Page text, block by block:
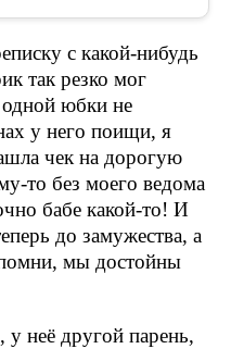
с какой-нибудь
так резко мог
юбки не
у него поищи, я
чек на дорогую
то без моего ведома
бабе какой-то! И
до замужества, а
мы достойны
у неё другой парень,